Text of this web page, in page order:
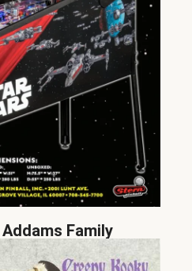
Family